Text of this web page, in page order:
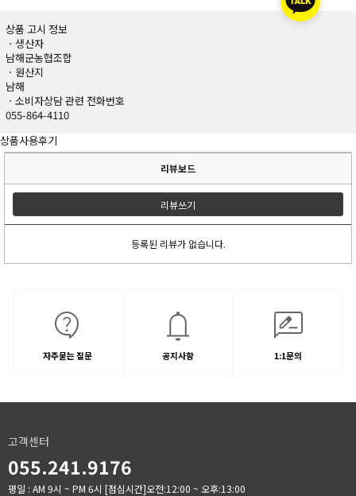
상품 고시 정보
ㆍ생산자
남해군농협조합
ㆍ원산지
남해
ㆍ소비자상담 관련 전화번호
055-864-4110
상품사용후기
리뷰보드
리뷰쓰기
등록된 리뷰가 없습니다.
자주묻는 질문 공지사항 1:1문의
고객센터
055.241.9176
평일 : AM 9시 ~ PM 6시 [점심시간]오전:12:00 ~ 오후:13:00